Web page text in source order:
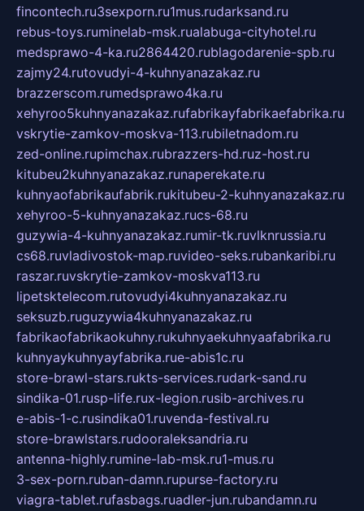
fincontech.ru3sexporn.ru1mus.rudarksand.ru
rebus-toys.ruminelab-msk.rualabuga-cityhotel.ru
medsprawo-4-ka.ru2864420.rublagodarenie-spb.ru
zajmy24.rutovudyi-4-kuhnyanazakaz.ru
brazzerscom.rumedsprawo4ka.ru
xehyroo5kuhnyanazakaz.rufabrikayfabrikaefabrika.ru
vskrytie-zamkov-moskva-113.rubiletnadom.ru
zed-online.rupimchax.rubrazzers-hd.ruz-host.ru
kitubeu2kuhnyanazakaz.runaperekate.ru
kuhnyaofabrikaufabrik.rukitubeu-2-kuhnyanazakaz.ru
xehyroo-5-kuhnyanazakaz.rucs-68.ru
guzywia-4-kuhnyanazakaz.rumir-tk.ruvlknrussia.ru
cs68.ruvladivostok-map.ruvideo-seks.rubankaribi.ru
raszar.ruvskrytie-zamkov-moskva113.ru
lipetsktelecom.rutovudyi4kuhnyanazakaz.ru
seksuzb.ruguzywia4kuhnyanazakaz.ru
fabrikaofabrikaokuhny.rukuhnyaekuhnyaafabrika.ru
kuhnyaykuhnyayfabrika.rue-abis1c.ru
store-brawl-stars.rukts-services.rudark-sand.ru
sindika-01.rusp-life.rux-legion.rusib-archives.ru
e-abis-1-c.rusindika01.ruvenda-festival.ru
store-brawlstars.rudooraleksandria.ru
antenna-highly.rumine-lab-msk.ru1-mus.ru
3-sex-porn.ruban-damn.rupurse-factory.ru
viagra-tablet.rufasbags.ruadler-jun.rubandamn.ru